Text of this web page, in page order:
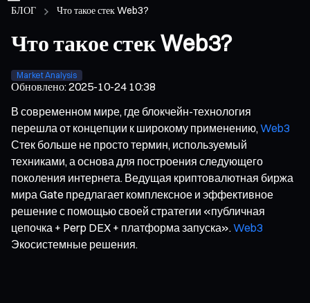
БЛОГ Что такое стек Web3?
Что такое стек Web3?
Market Analysis
Обновлено:2025-10-24 10:38
В современном мире, где блокчейн-технология
перешла от концепции к широкому применению, Web3
Стек больше не просто термин, используемый
техниками, а основа для построения следующего
поколения интернета. Ведущая криптовалютная биржа
мира Gate предлагает комплексное и эффективное
решение с помощью своей стратегии «публичная
цепочка + Perp DEX + платформа запуска». Web3
Экосистемные решения.